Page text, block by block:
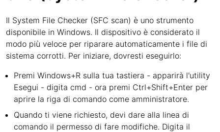
Il System File Checker (SFC scan) è uno strumento
disponibile in Windows. Il dispositivo è considerato il
modo più veloce per riparare automaticamente i file di
sistema corrotti. Per iniziare, dovresti eseguirlo:
Premi Windows+R sulla tua tastiera - apparirà l'utility
Esegui - digita cmd - ora premi Ctrl+Shift+Enter per
aprire la riga di comando come amministratore.
Quando ti viene richiesto, devi dare alla linea di
comando il permesso di fare modifiche. Digita il